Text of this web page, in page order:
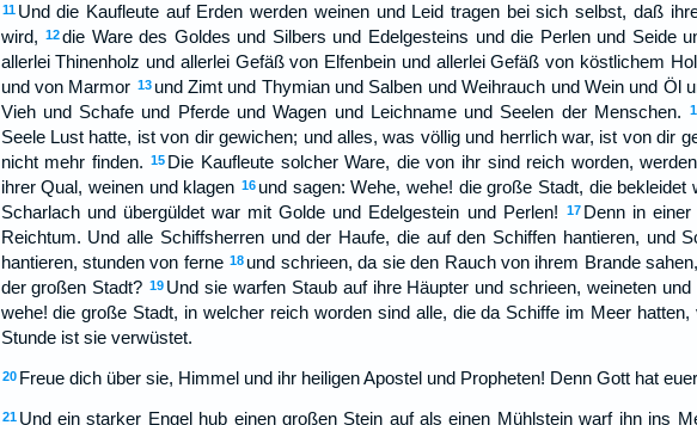
11 Und die Kaufleute auf Erden werden weinen und Leid tragen bei sich selbst, daß
wird, 12die Ware des Goldes und Silbers und Edelgesteins und die Perlen und Seide
allerlei Thinenholz und allerlei Gefäß von Elfenbein und allerlei Gefäß von köstlichem
und von Marmor 13 und Zimt und Thymian und Salben und Weihrauch und Wein und Öl
Vieh und Schafe und Pferde und Wagen und Leichname und Seelen der Menschen.
Seele Lust hatte, ist von dir gewichen; und alles, was völlig und herrlich war, ist von dir
nicht mehr finden.
15 Die Kaufleute solcher Ware, die von ihr sind reich worden,
ihrer Qual, weinen und klagen 16 und sagen: Wehe, wehe! die große Stadt, die
Scharlach und übergüldet war mit Golde und Edelgestein und Perlen!
17 Denn in
Reichtum. Und alle Schiffsherren und der Haufe, die auf den Schiffen hantieren, und
hantieren, stunden von ferne 18 und schrieen, da sie den Rauch von ihrem Brande
der großen Stadt? 19 Und sie warfen Staub auf ihre Häupter und schrieen, weineten
wehe! die große Stadt, in welcher reich worden sind alle, die da Schiffe im Meer
Stunde ist sie verwüstet.
20 Freue dich über sie, Himmel und ihr heiligen Apostel und Propheten! Denn Gott hat
21 Und ein starker Engel hub einen großen Stein auf als einen Mühlstein warf ihn ins